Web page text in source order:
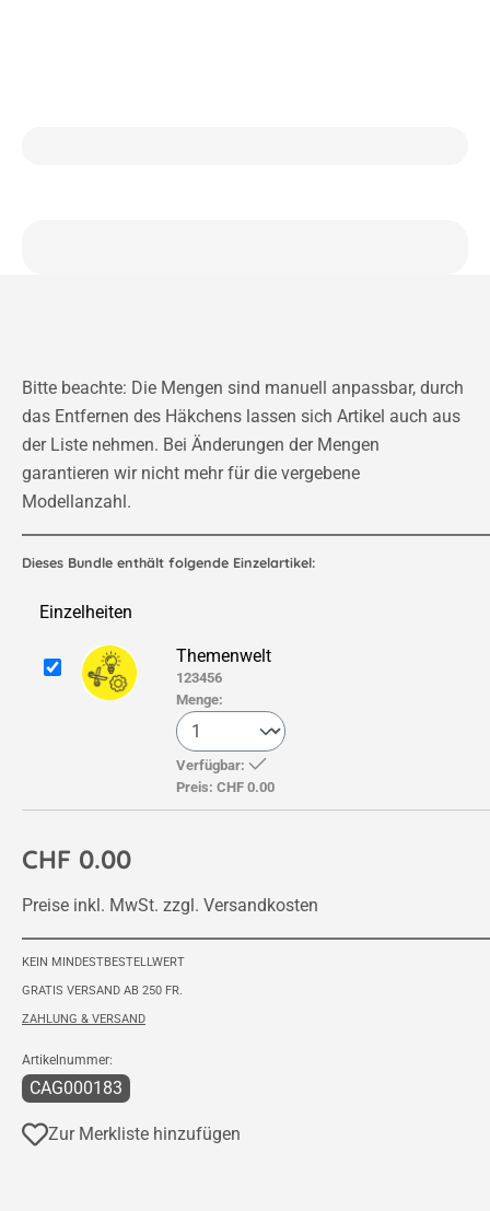
Bitte beachte: Die Mengen sind manuell anpassbar, durch
das Entfernen des Häkchens lassen sich Artikel auch aus
der Liste nehmen. Bei Änderungen der Mengen
garantieren wir nicht mehr für die vergebene
Modellanzahl.
CHF 0.00
Preise inkl. MwSt. zzgl. Versandkosten
Dieses Bundle enthält folgende Einzelartikel:
Einzelheiten
Themenwelt
123456
Menge:
Verfügbar:
Preis: CHF 0.00
KEIN MINDESTBESTELLWERT
GRATIS VERSAND AB 250 FR.
ZAHLUNG & VERSAND
Artikelnummer:
CAG000183
Zur Merkliste hinzufügen